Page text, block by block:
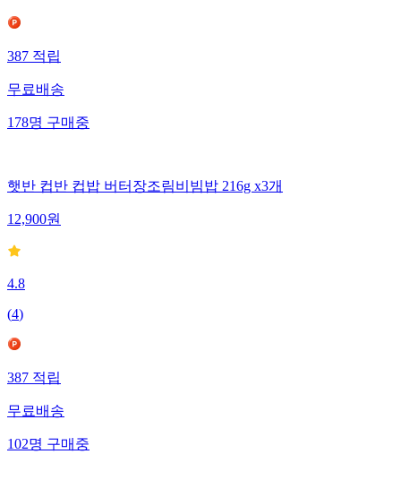
387 적립
무료배송
178명 구매중
햇반 컵반 컵밥 버터장조림비빔밥 216g x3개
12,900원
4.8
(4)
387 적립
무료배송
102명 구매중